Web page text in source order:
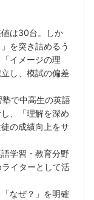
は30台。しか
を突き詰めるう
イメージの理
し、模試の偏差
で中高生の英語
、「理解を深め
の成績向上をサ
学習・教育分野
イターとして活
なぜ？」を明確